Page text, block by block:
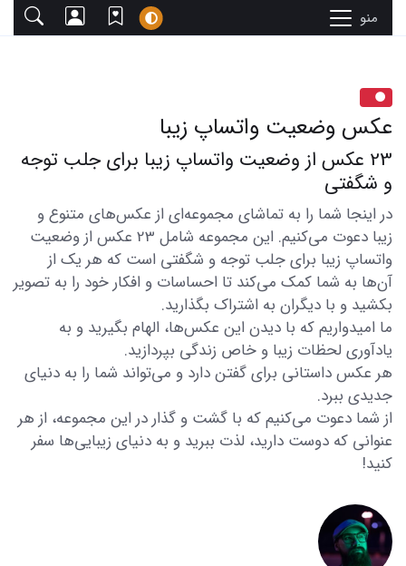
منو
عکس وضعیت واتساپ زیبا
23 عکس از وضعیت واتساپ زیبا برای جلب توجه
و شگفتی
در اینجا شما را به تماشای مجموعه‌ای از عکس‌های متنوع و
زیبا دعوت می‌کنیم. این مجموعه شامل 23 عکس از وضعیت
واتساپ زیبا برای جلب توجه و شگفتی است که هر یک از
آن‌ها به شما کمک می‌کند تا احساسات و افکار خود را به تصویر
بکشید و با دیگران به اشتراک بگذارید.
ما امیدواریم که با دیدن این عکس‌ها، الهام بگیرید و به
یادآوری لحظات زیبا و خاص زندگی بپردازید.
هر عکس داستانی برای گفتن دارد و می‌تواند شما را به دنیای
جدیدی ببرد.
از شما دعوت می‌کنیم که با گشت و گذار در این مجموعه، از هر
عنوانی که دوست دارید، لذت ببرید و به دنیای زیبایی‌ها سفر
کنید!